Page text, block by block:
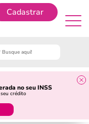
Cadastrar
no seu INSS
crédito